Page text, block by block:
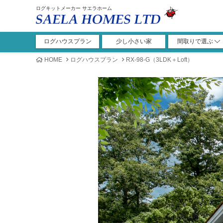
ログキットメーカー サエラホーム
ログハウスプラン 少し小さい家
間取りで選ぶ
1ROOM
1ROOM+ロフト
1LDK
1LDK+ロフト
2LDK
2LDK+ロフト
3LDK
3LDK+ロフト
4LDK
4LDK+ロフト
5LDK
ガレージ
その他
HOME
ログハウスプラン RX-98-G（3LDK＋Loft）